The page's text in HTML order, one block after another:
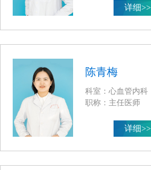
详细>>
陈青梅
科室：心血管内科
职称：主任医师
详细>>